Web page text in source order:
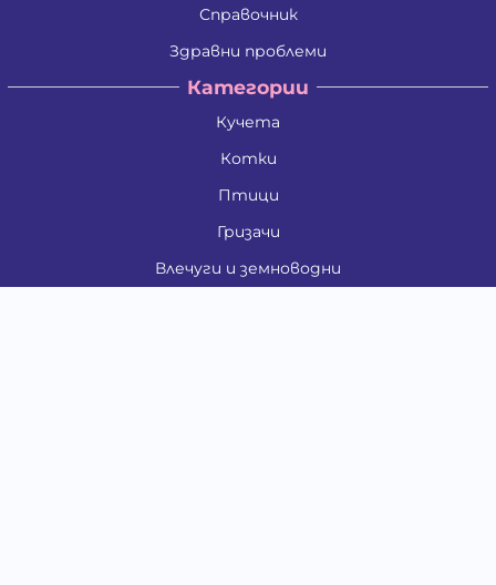
Справочник
Здравни проблеми
Категории
Кучета
Котки
Птици
Гризачи
Влечуги и земноводни